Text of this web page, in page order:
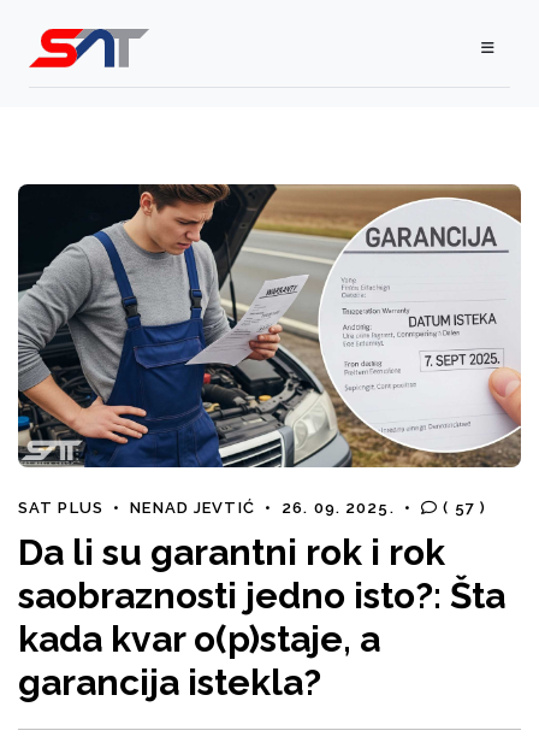
SAT PLUS • NENAD JEVTIĆ • 26. 09. 2025. • ( 57 )
Da li su garantni rok i rok
saobraznosti jedno isto?: Šta
kada kvar o(p)staje, a
garancija istekla?